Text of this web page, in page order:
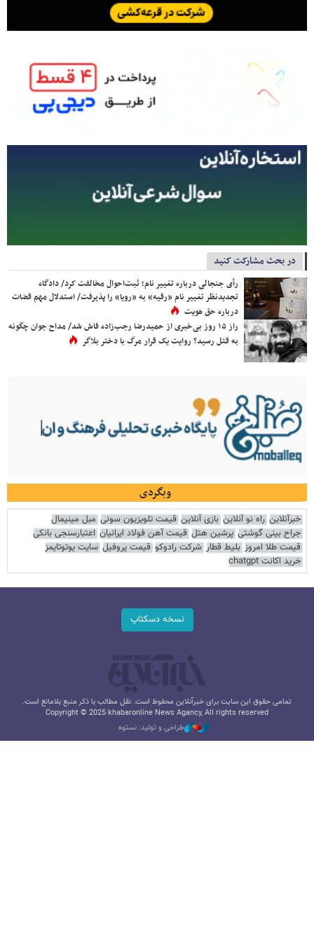
در بحث مشارکت کنید
رأی جنجالی درباره تغییر نام؛ ثبت‌احوال مخالفت کرد/ دادگاه
تجدیدنظر تغییر نام «رقیه» به «رویا» را پذیرفت/ استدلال مهم قضات
درباره حق هویت
راز ۱۵ روز بی‌خبری از حمیدرضا رجب‌زاده فاش شد/ مداح جوان چگونه
به قتل رسید؟ روایت یک قرار مرگ با دختر بلاگر
وبگردی
خبرآنلاین راه نو آنلاین بازی آنلاین قیمت تلویزیون سونی مبل مینیمال
جراح بینی گوشتی پرشین هتل قیمت آهن فولاد ایرانیان اعتبارسنجی بانکی
قیمت طلا امروز بلیط قطار شرکت رادوکو قیمت پروفیل سایت یوتوتایمز
خرید اکانت chatgpt
نسخه دسکتاپ
تمامی حقوق این سایت برای خبرآنلاین محفوظ است. نقل مطالب با ذکر منبع بلامانع است.
Copyright © 2025 khabaronline News Agancy, All rights reserved
طراحی و تولید: نستوه